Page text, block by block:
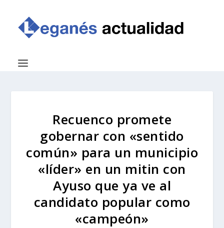
Recuenco promete
gobernar con «sentido
común» para un municipio
«líder» en un mitin con
Ayuso que ya ve al
candidato popular como
«campeón»